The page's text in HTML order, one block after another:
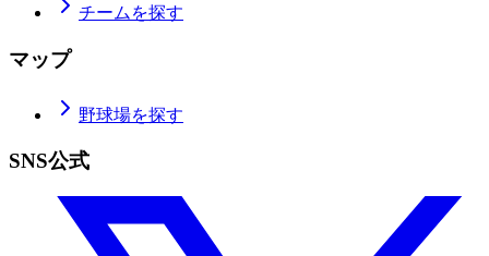
チームを探す
マップ
野球場を探す
SNS公式